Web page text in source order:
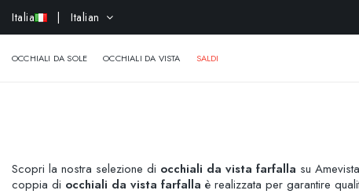
Italia | Italian -
OCCHIALI DA SOLE OCCHIALI DA VISTA SALDI
Scopri la nostra selezione di occhiali da vista farfalla su
coppia di occhiali da vista farfalla è realizzata per garantire